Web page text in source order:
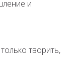
и
творить,